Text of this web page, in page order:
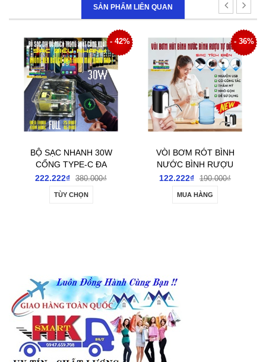
SẢN PHẨM LIÊN QUAN
- 36%
VÒI BƠM RÓT BÌNH
NƯỚC BÌNH RƯỢU
ĐIỆN TỰ ĐỘNG TÍCH
122.222₫ 190.000₫
MUA HÀNG
- 36%
SIÊU RẺ COMBO 10
PHÍCH CẮM ĐIỆN ĐÚC
LIỀN DÂY CẮT THÁO
1.2M
122.222₫ 190.000₫
MUA HÀNG